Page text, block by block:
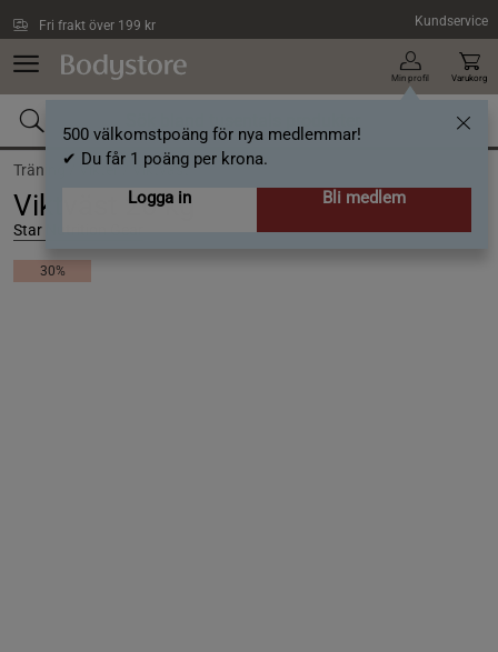
Fri frakt över 199 kr Kundservice
Min profil
500 välkomstpoäng för nya medlemmar!
✔ Du får 1 poäng per krona.
Logga in
Bli medlem
Varukorg
Träning / Vikter / Viktväst
Viktväst 20 kg
Star Nutrition Gear
30%